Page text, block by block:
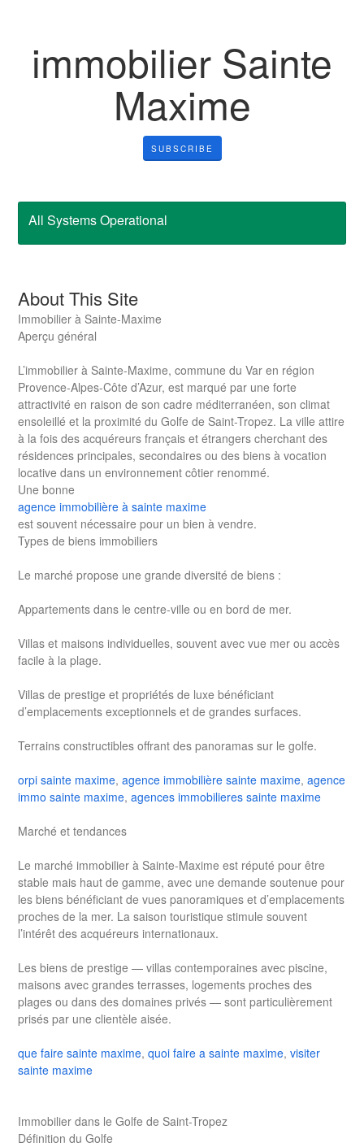
immobilier Sainte
Maxime
SUBSCRIBE
All Systems Operational
About This Site
Immobilier à Sainte-Maxime
Aperçu général
L’immobilier à Sainte-Maxime, commune du Var en région
Provence-Alpes-Côte d’Azur, est marqué par une forte
attractivité en raison de son cadre méditerranéen, son climat
ensoleillé et la proximité du Golfe de Saint-Tropez. La ville attire
à la fois des acquéreurs français et étrangers cherchant des
résidences principales, secondaires ou des biens à vocation
locative dans un environnement côtier renommé.
Une bonne
agence immobilière à sainte maxime
est souvent nécessaire pour un bien à vendre.
Types de biens immobiliers
Le marché propose une grande diversité de biens :
Appartements dans le centre-ville ou en bord de mer.
Villas et maisons individuelles, souvent avec vue mer ou accès
facile à la plage.
Villas de prestige et propriétés de luxe bénéficiant
d’emplacements exceptionnels et de grandes surfaces.
Terrains constructibles offrant des panoramas sur le golfe.
orpi sainte maxime,agence immobilière sainte maxime,agence
immo sainte maxime,agences immobilieres sainte maxime
Marché et tendances
Le marché immobilier à Sainte-Maxime est réputé pour être
stable mais haut de gamme, avec une demande soutenue pour
les biens bénéficiant de vues panoramiques et d’emplacements
proches de la mer. La saison touristique stimule souvent
l’intérêt des acquéreurs internationaux.
Les biens de prestige — villas contemporaines avec piscine,
maisons avec grandes terrasses, logements proches des
plages ou dans des domaines privés — sont particulièrement
prisés par une clientèle aisée.
que faire sainte maxime,quoi faire a sainte maxime,visiter
sainte maxime
Immobilier dans le Golfe de Saint-Tropez
Définition du Golfe